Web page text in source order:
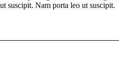
suscipit. Nam porta leo ut suscipit.